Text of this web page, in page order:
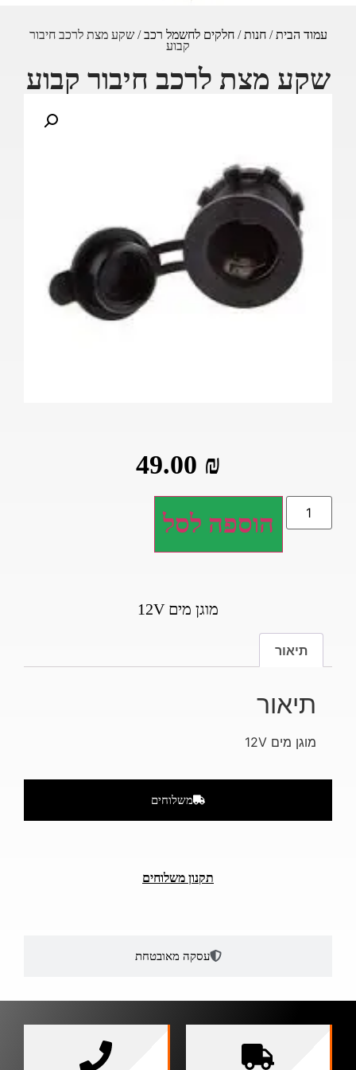
עמוד הבית/חנות/חלקים לחשמל רכב/ שקע מצת לרכב חיבור
קבוע
שקע מצת לרכב חיבור קבוע
49.00₪
הוספה לסל
מוגן מים 12V
תיאור
תיאור
מוגן מים 12V
משלוחים
עסקה מאובטחת
תקנון משלוחים